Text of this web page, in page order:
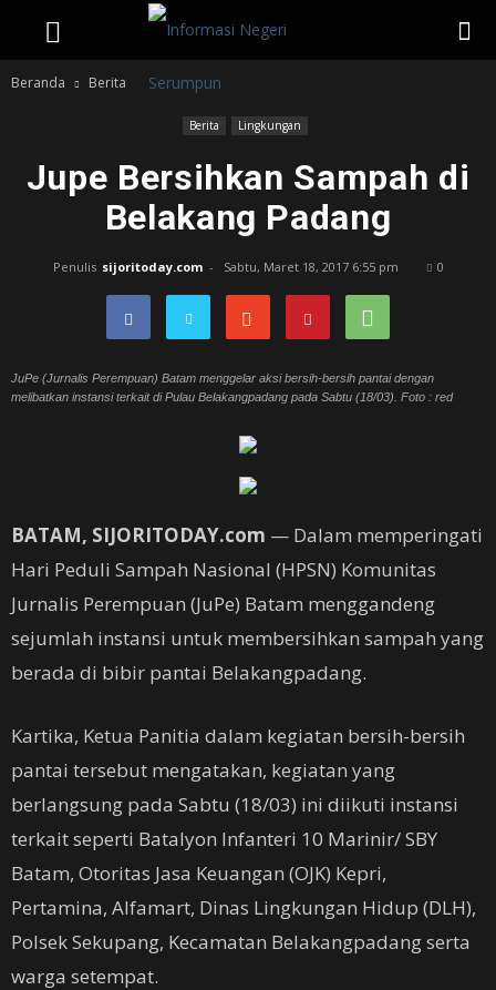
Beranda Berita
Berita Lingkungan
Jupe Bersihkan Sampah di
Belakang Padang
Penulis sijoritoday.com - Sabtu, Maret 18, 2017 6:55 pm 0
JuPe (Jurnalis Perempuan) Batam menggelar aksi bersih-bersih pantai dengan
melibatkan instansi terkait di Pulau Belakangpadang pada Sabtu (18/03). Foto : red
BATAM, SIJORITODAY.com — Dalam memperingati
Hari Peduli Sampah Nasional (HPSN) Komunitas
Jurnalis Perempuan (JuPe) Batam menggandeng
sejumlah instansi untuk membersihkan sampah yang
berada di bibir pantai Belakangpadang.
Kartika, Ketua Panitia dalam kegiatan bersih-bersih
pantai tersebut mengatakan, kegiatan yang
berlangsung pada Sabtu (18/03) ini diikuti instansi
terkait seperti Batalyon Infanteri 10 Marinir/ SBY
Batam, Otoritas Jasa Keuangan (OJK) Kepri,
Pertamina, Alfamart, Dinas Lingkungan Hidup (DLH),
Polsek Sekupang, Kecamatan Belakangpadang serta
warga setempat.